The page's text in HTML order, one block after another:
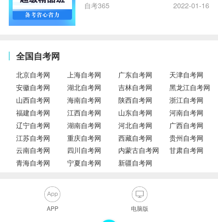
自考365 2022-01-16
全国自考网
北京自考网 上海自考网 广东自考网
天津自考网
安徽自考网
湖北自考网 吉林自考网
黑龙江自考网
山西自考网
海南自考网 陕西自考网
浙江自考网
福建自考网
江西自考网 山东自考网
河南自考网
辽宁自考网
湖南自考网 河北自考网
广西自考网
江苏自考网
重庆自考网 西藏自考网
贵州自考网
云南自考网
四川自考网 内蒙古自考网
甘肃自考网
青海自考网
宁夏自考网 新疆自考网
APP 电脑版